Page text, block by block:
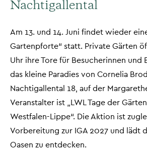
Nachtigallental
Am 13. und 14. Juni findet wieder
Gartenpforte“ statt. Private Gärten
Uhr ihre Tore für Besucherinnen und
das kleine Paradies von Cornelia
Nachtigallental 18, auf der
Veranstalter ist „LWL Tage der
Westfalen-Lippe“. Die Aktion ist
Vorbereitung zur IGA 2027 und lädt
Oasen zu entdecken.